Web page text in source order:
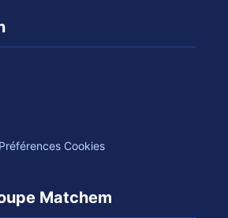
Préférences Cookies
Matchem